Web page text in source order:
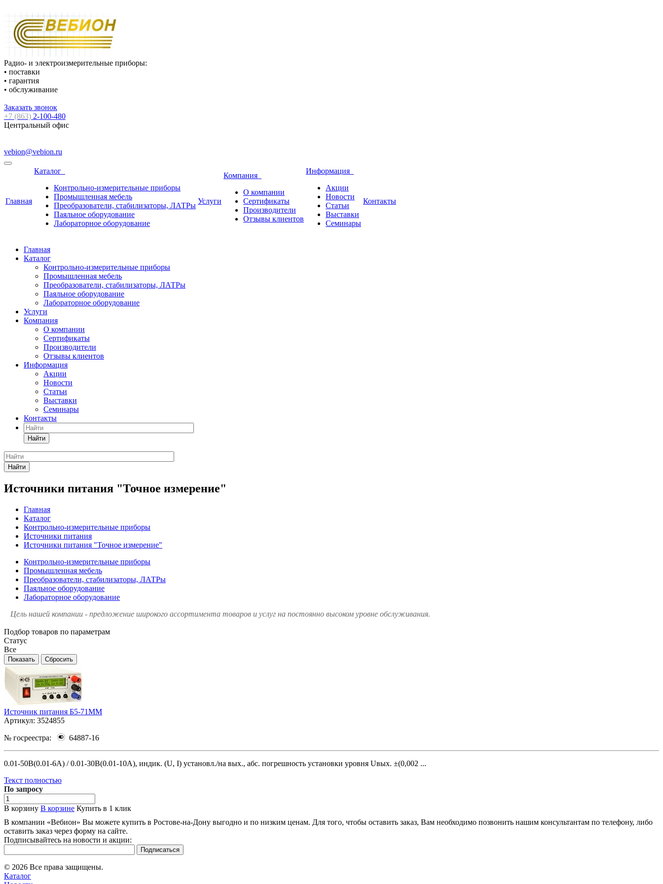
Радио- и электроизмерительные приборы:
• поставки
• гарантия
• обслуживание
Заказать звонок
+7 (863) 2-100-480
Центральный офис
vebion@vebion.ru
Главная
Каталог
Контрольно-измерительные приборы
Промышленная мебель
Преобразователи, стабилизаторы, ЛАТРы
Паяльное оборудование
Лабораторное оборудование
Услуги
Компания
О компании
Сертификаты
Производители
Отзывы клиентов
Информация
Акции
Новости
Статьи
Выставки
Семинары
Контакты
Главная
Каталог
Контрольно-измерительные приборы
Промышленная мебель
Преобразователи, стабилизаторы, ЛАТРы
Паяльное оборудование
Лабораторное оборудование
Услуги
Компания
О компании
Сертификаты
Производители
Отзывы клиентов
Информация
Акции
Новости
Статьи
Выставки
Семинары
Контакты
Найти
Найти
Источники питания "Точное измерение"
Главная
Каталог
Контрольно-измерительные приборы
Источники питания
Источники питания "Точное измерение"
Контрольно-измерительные приборы
Промышленная мебель
Преобразователи, стабилизаторы, ЛАТРы
Паяльное оборудование
Лабораторное оборудование
Цель нашей компании - предложение широкого ассортимента товаров и услуг на постоянно высоком уровне обслуживания.
Подбор товаров по параметрам
Статус
Все
Источник питания Б5-71ММ
Артикул: 3524855
№ госреестра: 64887-16
0.01-50В(0.01-6А) / 0.01-30В(0.01-10А), индик. (U, I) установл./на вых., абс. погрешность установки уровня Uвых. ±(0,002 ...
Текст полностью
По запросу
В корзину В корзине Купить в 1 клик
В компании «Вебион» Вы можете купить в Ростове-на-Дону выгодно и по низким ценам. Для того, чтобы оставить заказ, Вам необходимо позвонить нашим консультантам по телефону, либо
оставить заказ через форму на сайте.
Подписывайтесь на новости и акции:
© 2026 Все права защищены.
Каталог